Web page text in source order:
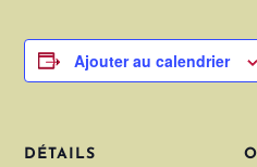
Ajouter au calendrier
DÉTAILS